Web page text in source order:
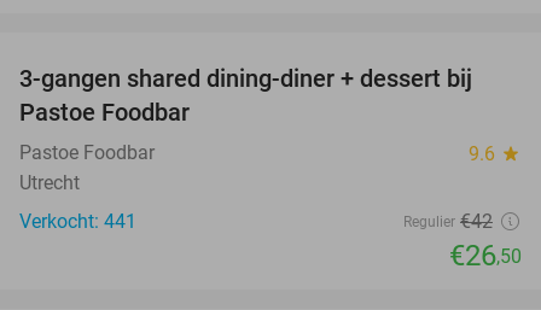
37%
3-gangen shared dining-diner + dessert bij
Pastoe Foodbar
Pastoe Foodbar 9.6 star
Utrecht
Verkocht: 441
Regulier €42
€26,50